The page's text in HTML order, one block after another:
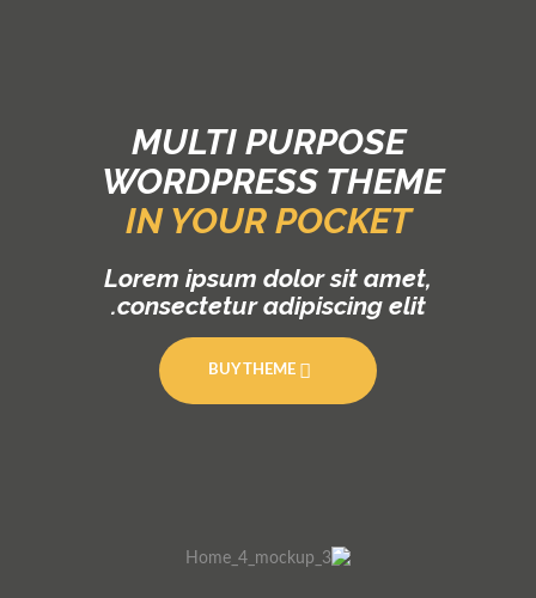
MULTI PURPOSE
WORDPRESS THEME
IN YOUR POCKET
Lorem ipsum dolor sit amet,
consectetur adipiscing elit.
BUY THEME